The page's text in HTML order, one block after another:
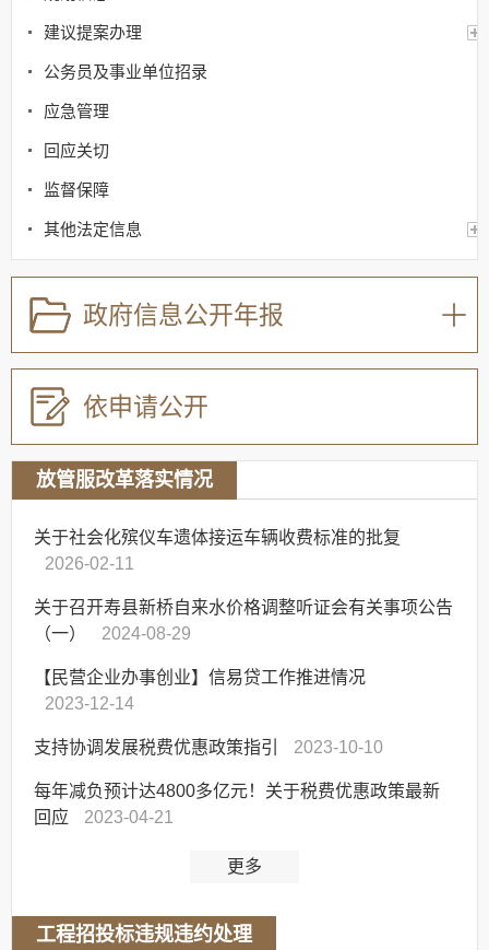
建议提案办理
公务员及事业单位招录
应急管理
回应关切
监督保障
其他法定信息
政府信息公开年报
依申请公开
放管服改革落实情况
关于社会化殡仪车遗体接运车辆收费标准的批复
2026-02-11
关于召开寿县新桥自来水价格调整听证会有关事项公告
（一）
2024-08-29
【民营企业办事创业】信易贷工作推进情况
2023-12-14
支持协调发展税费优惠政策指引 2023-10-10
每年减负预计达4800多亿元！关于税费优惠政策最新
回应
2023-04-21
更多
工程招投标违规违约处理